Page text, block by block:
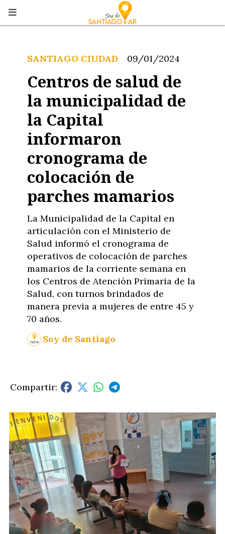
Centros de salud de
la municipalidad de
la Capital
informaron
cronograma de
colocación de
parches mamarios
La Municipalidad de la Capital en
articulación con el Ministerio de
Salud informó el cronograma de
operativos de colocación de parches
mamarios de la corriente semana en
los Centros de Atención Primaria de la
Salud, con turnos brindados de
manera previa a mujeres de entre 45 y
70 años.
SANTIAGO CIUDAD 09/01/2024
Soy de Santiago